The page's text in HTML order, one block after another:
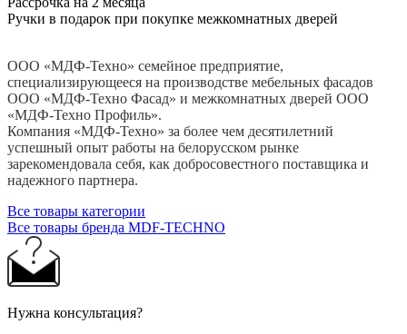
Ручки в подарок при покупке межкомнатных дверей
ООО «МДФ-Техно» семейное предприятие,
специализирующееся на производстве мебельных фасадов
ООО «МДФ-Техно Фасад» и межкомнатных дверей ООО
«МДФ-Техно Профиль».
Компания «МДФ-Техно» за более чем десятилетний
успешный опыт работы на белорусском рынке
зарекомендовала себя, как добросовестного поставщика и
надежного партнера.
Все товары категории
Все товары бренда MDF-TECHNO
Нужна консультация?